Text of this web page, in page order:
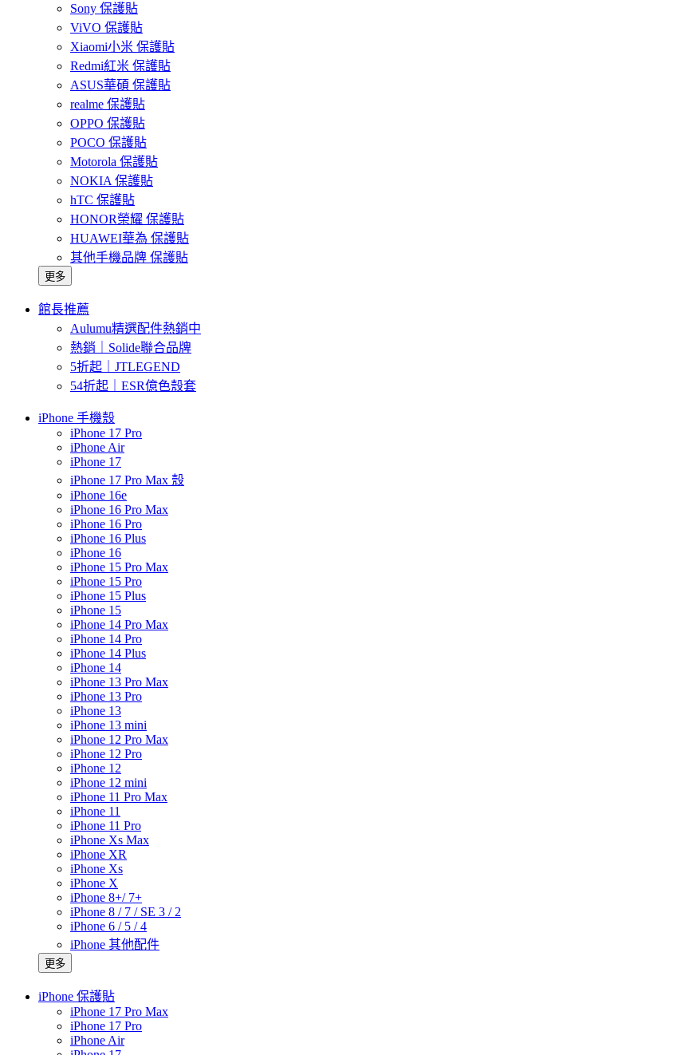
Sony 保護貼
ViVO 保護貼
Xiaomi小米 保護貼
Redmi紅米 保護貼
ASUS華碩 保護貼
realme 保護貼
OPPO 保護貼
POCO 保護貼
Motorola 保護貼
NOKIA 保護貼
hTC 保護貼
HONOR榮耀 保護貼
HUAWEI華為 保護貼
其他手機品牌 保護貼
更多
館長推薦
Aulumu精選配件熱銷中
熱銷｜Solide聯合品牌
5折起｜JTLEGEND
54折起｜ESR億色殼套
iPhone 手機殼
iPhone 17 Pro
iPhone Air
iPhone 17
iPhone 17 Pro Max 殼
iPhone 16e
iPhone 16 Pro Max
iPhone 16 Pro
iPhone 16 Plus
iPhone 16
iPhone 15 Pro Max
iPhone 15 Pro
iPhone 15 Plus
iPhone 15
iPhone 14 Pro Max
iPhone 14 Pro
iPhone 14 Plus
iPhone 14
iPhone 13 Pro Max
iPhone 13 Pro
iPhone 13
iPhone 13 mini
iPhone 12 Pro Max
iPhone 12 Pro
iPhone 12
iPhone 12 mini
iPhone 11 Pro Max
iPhone 11
iPhone 11 Pro
iPhone Xs Max
iPhone XR
iPhone Xs
iPhone X
iPhone 8+/ 7+
iPhone 8 / 7 / SE 3 / 2
iPhone 6 / 5 / 4
iPhone 其他配件
更多
iPhone 保護貼
iPhone 17 Pro Max
iPhone 17 Pro
iPhone Air